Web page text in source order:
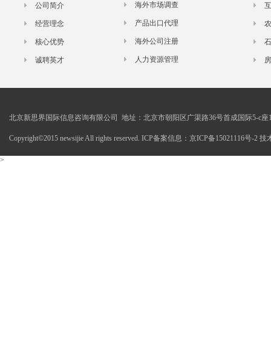
公司简介
经营理念
核心优势
诚聘英才
海外市场调查
产品出口代理
海外公司注册
人力资源管理
北京新思界国际信息咨询有限公司 地址：北京市朝阳区广渠路36号首成国际5-c座
Copyright©2015 newsijie All rights reserved. ICP备案信息：京ICP备15021116号-2 技
>